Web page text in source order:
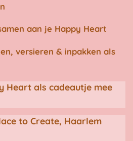
aan je Happy Heart
versieren & inpakken als
Heart als cadeautje mee
to Create, Haarlem